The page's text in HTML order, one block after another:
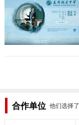
合作单位 他们选择了